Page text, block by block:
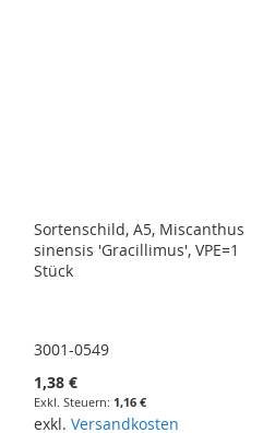
Sortenschild, A5, Miscanthus
sinensis 'Gracillimus', VPE=1
Stück
3001-0549
1,38 €
1,16 €
exkl. Versandkosten